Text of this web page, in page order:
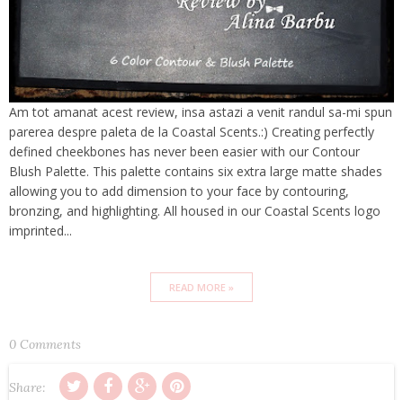
Am tot amanat acest review, insa astazi a venit randul sa-mi spun
parerea despre paleta de la Coastal Scents.:) Creating perfectly
defined cheekbones has never been easier with our Contour
Blush Palette. This palette contains six extra large matte shades
allowing you to add dimension to your face by contouring,
bronzing, and highlighting. All housed in our Coastal Scents logo
imprinted...
READ MORE »
0 Comments
Share: